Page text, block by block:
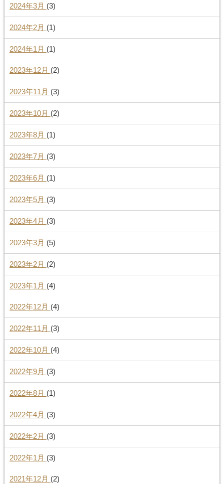
2024年3月 (3)
2024年2月 (1)
2024年1月 (1)
2023年12月 (2)
2023年11月 (3)
2023年10月 (2)
2023年8月 (1)
2023年7月 (3)
2023年6月 (1)
2023年5月 (3)
2023年4月 (3)
2023年3月 (5)
2023年2月 (2)
2023年1月 (4)
2022年12月 (4)
2022年11月 (3)
2022年10月 (4)
2022年9月 (3)
2022年8月 (1)
2022年4月 (3)
2022年2月 (3)
2022年1月 (3)
2021年12月 (2)